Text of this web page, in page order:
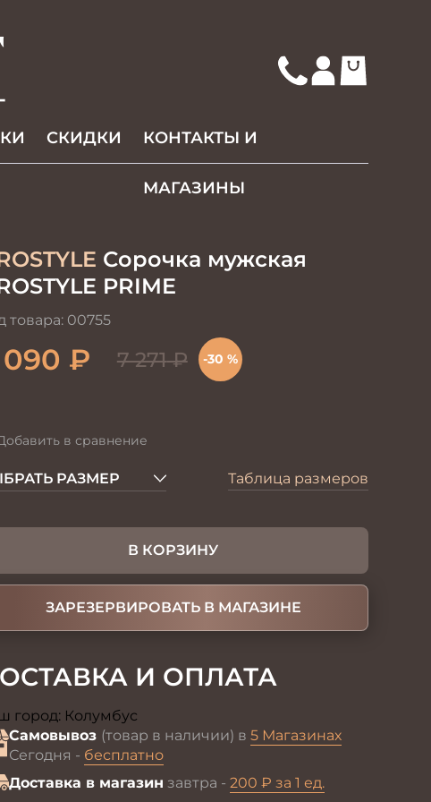
СКИДКИ КОНТАКТЫ И
МАГАЗИНЫ
Сорочка мужская
PRIME
товара: 00755
₽ 7 271₽ -30 %
в сравнение
РАЗМЕР Таблица размеров
В КОРЗИНУ
ЗАРЕЗЕРВИРОВАТЬ В МАГАЗИНЕ
И ОПЛАТА
город: Колумбус
Самовывоз (товар в наличии) в 5 Магазинах
Сегодня - бесплатно
Доставка в магазин завтра - 200 ₽ за 1 ед.